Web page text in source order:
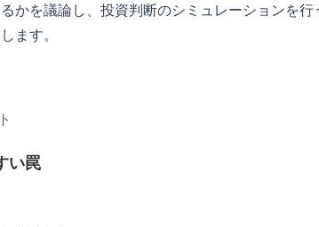
を議論し、投資判断のシミュレーションを行
ます。
い罠